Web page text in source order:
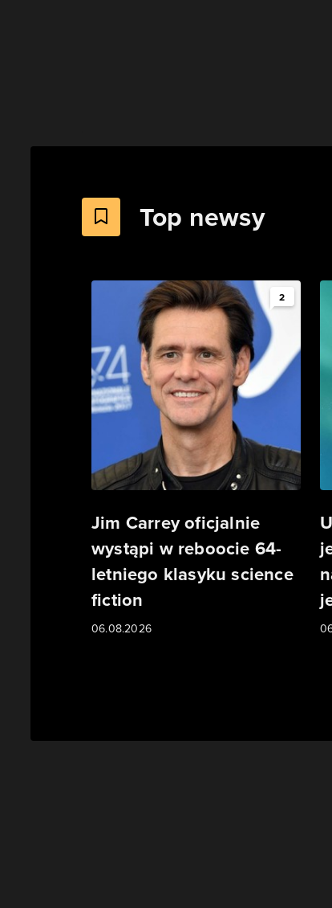
Top newsy
2
Jim Carrey oficjalnie
wystąpi w reboocie 64-
letniego klasyku science
fiction
06.08.2026